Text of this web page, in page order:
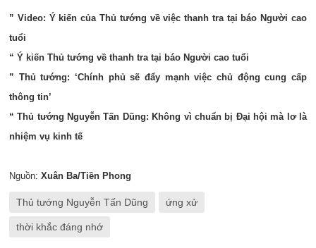
” Video: Ý kiến của Thủ tướng về việc thanh tra tại báo Người cao
tuổi
“ Ý kiến Thủ tướng về thanh tra tại báo Người cao tuổi
” Thủ tướng: ‘Chính phủ sẽ đẩy mạnh việc chủ động cung cấp
thông tin’
“ Thủ tướng Nguyễn Tấn Dũng: Không vì chuẩn bị Đại hội mà lơ là
nhiệm vụ kinh tế
Nguồn: Xuân Ba/Tiền Phong
Thủ tướng Nguyễn Tấn Dũng ứng xử
thời khắc đáng nhớ